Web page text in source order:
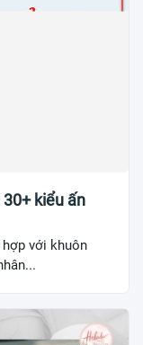
kiểu ấn
với khuôn